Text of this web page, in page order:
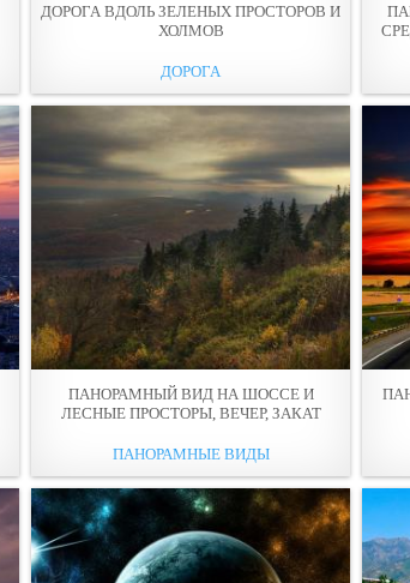
ДОРОГА ВДОЛЬ ЗЕЛЕНЫХ ПРОСТОРОВ И
ХОЛМОВ
ДОРОГА
ПАНОРАМНЫЙ ВИД НА ШОССЕ И
ЛЕСНЫЕ ПРОСТОРЫ, ВЕЧЕР, ЗАКАТ
ПАНОРАМНЫЕ ВИДЫ